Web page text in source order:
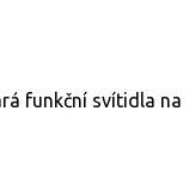
funkční svítidla na